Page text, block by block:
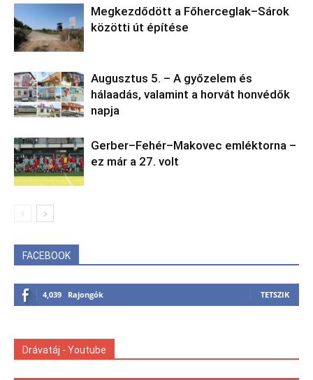
Megkezdődött a Főherceglak–Sárok
közötti út építése
Augusztus 5. – A győzelem és
hálaadás, valamint a horvát honvédők
napja
Gerber–Fehér–Makovec emléktorna –
ez már a 27. volt
FACEBOOK
4,039 Rajongók TETSZIK
Drávatáj - Youtube